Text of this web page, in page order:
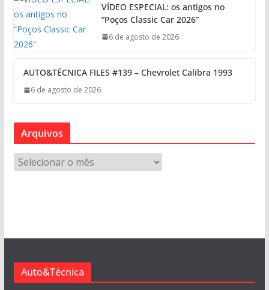
VÍDEO ESPECIAL: os antigos no
“Poços Classic Car 2026”
6 de agosto de 2026
AUTO&TÉCNICA FILES #139 – Chevrolet Calibra 1993
6 de agosto de 2026
Arquivos
s
Auto&Técnica